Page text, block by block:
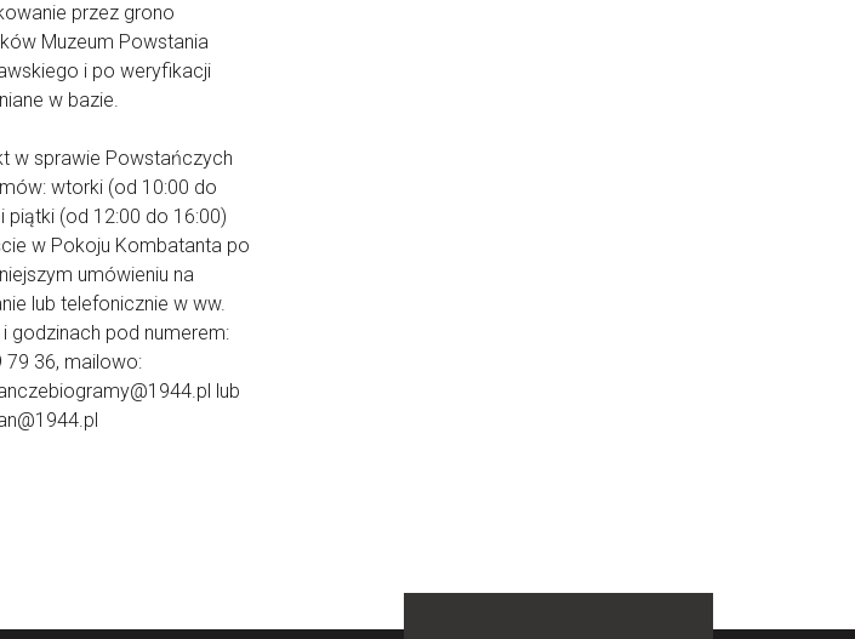
przez grono
Muzeum Powstania
i po weryfikacji
w bazie.
w sprawie Powstańczych
wtorki (od 10:00 do
piątki (od 12:00 do 16:00)
w Pokoju Kombatanta po
umówieniu na
lub telefonicznie w ww.
i godzinach pod numerem:
79 36, mailowo:
lub